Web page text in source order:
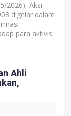
2026), Aksi
digelar dalam
para aktivis
Ahli